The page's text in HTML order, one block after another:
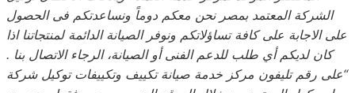
الشركة المعتمد بمصر نحن معكم دوماً ونساعدتكم فى الحصول
على الاجابة على كافة تساؤلاتكم ونوفر الصيانة الدائمة لمنتجاتنا اذا
كان لديكم أي طلب للدعم الفنى أو الصيانة، الرجاء الاتصال بنا .
“على رقم تليفون مركز خدمة صيانة تكييف وتكييفات توكيل شركة